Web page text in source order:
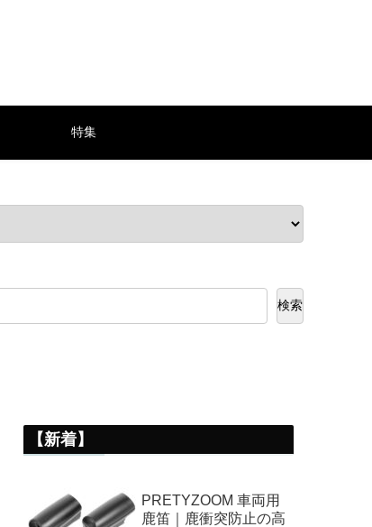
特集
検索
【新着】
PRETYZOOM 車両用
鹿笛｜鹿衝突防止の高